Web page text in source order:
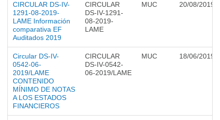
CIRCULAR DS-IV-
1291-08-2019-
LAME Información
comparativa EF
Auditados 2019
CIRCULAR
DS-IV-1291-
08-2019-
LAME
MUC 20/08/2019
Circular DS-IV-
0542-06-
2019/LAME
CONTENIDO
MÍNIMO DE NOTAS
A LOS ESTADOS
FINANCIEROS
CIRCULAR
DS-IV-0542-
06-2019/LAME
MUC 18/06/2019